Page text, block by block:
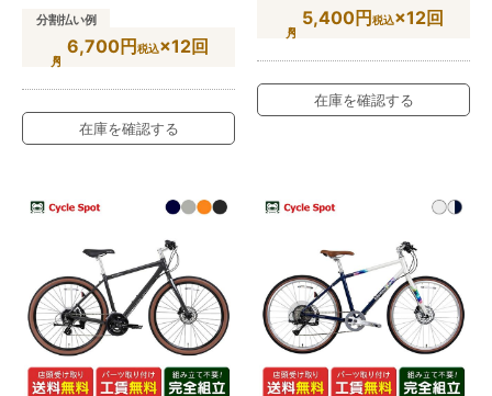
分割払い例
6,700円税込×12回
在庫を確認する
5,400円税込×12回
在庫を確認する